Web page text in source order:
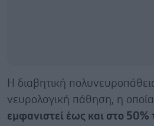
Η διαβητική
νευρολογική πάθηση, η οποία
εμφανιστεί έως και στο